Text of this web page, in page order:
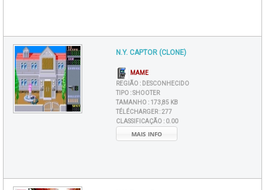
N.Y. CAPTOR (CLONE)
MAME
REGIÃO : DESCONHECIDO
TIPO :SHOOTER
TAMANHO : 173,85 KB
TÉLÉCHARGER :277
CLASSIFICAÇÃO : 0.00
MAIS INFO